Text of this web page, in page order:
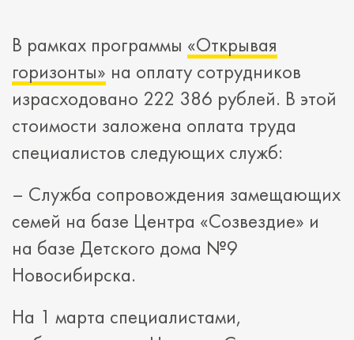
В рамках программы «Открывая
горизонты» на оплату сотрудников
израсходовано 222 386 рублей. В этой
стоимости заложена оплата труда
специалистов следующих служб:
– Служба сопровождения замещающих
семей на базе Центра «Созвездие» и
на базе Детского дома №9
Новосибирска.
На 1 марта специалистами,